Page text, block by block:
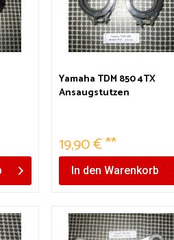
Yamaha TDM 850 4TX
Ansaugstutzen
19,90 € **
In den Warenkorb